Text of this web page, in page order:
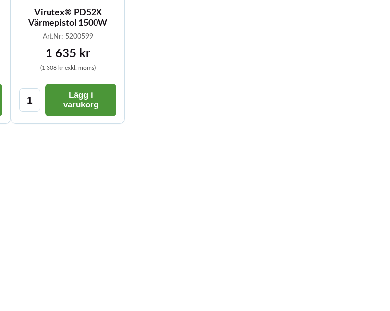
Virutex® PD52X
Värmepistol 1500W
Art.Nr: 5200599
1 635 kr
(1 308 kr exkl. moms)
Lägg i
varukorg